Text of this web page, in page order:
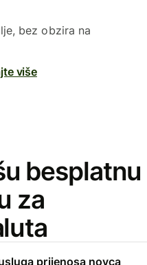
bez obzira na
više
besplatnu
za
prijenosa novca